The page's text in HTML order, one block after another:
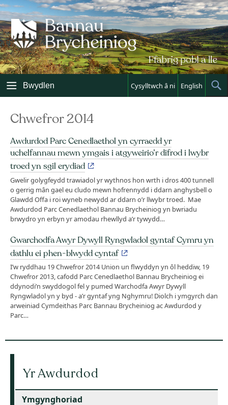
Skip
to
content
Bwydlen Cysylltwch â ni English
Chwefror 2014
Awdurdod Parc Cenedlaethol yn cyrraedd yr
uchelfannau mewn ymgais i atgyweirio’r difrod i lwybr
troed yn sgil erydiad
Gwelir golygfeydd trawiadol yr wythnos hon wrth i dros 400 tunnell
o gerrig mân gael eu cludo mewn hofrennydd i ddarn anghysbell o
Glawdd Offa i roi wyneb newydd ar ddarn o’r llwybr troed. Mae
Awdurdod Parc Cenedlaethol Bannau Brycheiniog yn bwriadu
brwydro yn erbyn yr amodau rhewllyd a’r tywydd…
Gwarchodfa Awyr Dywyll Ryngwladol gyntaf Cymru yn
dathlu ei phen-blwydd cyntaf
I’w ryddhau 19 Chwefror 2014 Union un flwyddyn yn ôl heddiw, 19
Chwefror 2013, cafodd Parc Cenedlaethol Bannau Brycheiniog ei
ddynodi’n swyddogol fel y pumed Warchodfa Awyr Dywyll
Ryngwladol yn y byd - a’r gyntaf yng Nghymru! Diolch i ymgyrch dan
arweiniad Cymdeithas Parc Bannau Brycheiniog ac Awdurdod y
Parc…
Yr Awdurdod
Ymgynghoriad